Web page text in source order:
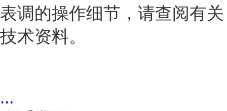
表调的操作细节，请查阅有关
技术资料。
...